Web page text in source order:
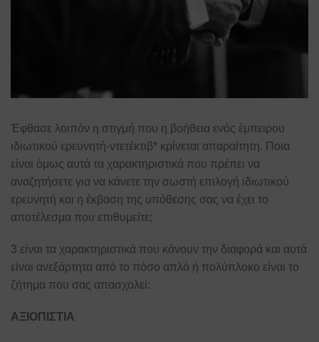
Έφθασε λοιπόν η στιγμή που η βοήθεια ενός έμπειρου
ιδιωτικού ερευνητή-ντετέκτιβ* κρίνεται απαραίτητη. Ποια
είναι όμως αυτά τα χαρακτηριστικά που πρέπει να
αναζητήσετε για να κάνετε την σωστή επιλογή ιδιωτικού
ερευνητή και η έκβαση της υπόθεσης σας να έχει το
αποτέλεσμα που επιθυμείτε;
3 είναι τα χαρακτηριστικά που κάνουν την διαφορά και αυτά
είναι ανεξάρτητα από το πόσο απλό ή πολύπλοκο είναι το
ζήτημα που σας απασχολεί:
ΑΞΙΟΠΙΣΤΙΑ